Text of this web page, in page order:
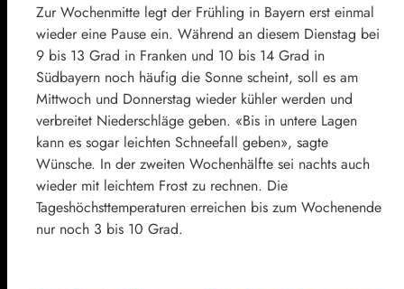
Zur Wochenmitte legt der Frühling in Bayern erst einmal
wieder eine Pause ein. Während an diesem Dienstag bei
9 bis 13 Grad in Franken und 10 bis 14 Grad in
Südbayern noch häufig die Sonne scheint, soll es am
Mittwoch und Donnerstag wieder kühler werden und
verbreitet Niederschläge geben. «Bis in untere Lagen
kann es sogar leichten Schneefall geben», sagte
Wünsche. In der zweiten Wochenhälfte sei nachts auch
wieder mit leichtem Frost zu rechnen. Die
Tageshöchsttemperaturen erreichen bis zum Wochenende
nur noch 3 bis 10 Grad.